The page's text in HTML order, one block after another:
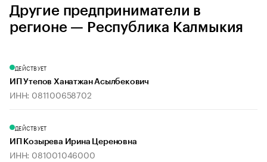
Другие предприниматели в
регионе — Республика Калмыкия
ДЕЙСТВУЕТ
ИП Утепов Ханатжан Асылбекович
ИНН: 081100658702
ДЕЙСТВУЕТ
ИП Козырева Ирина Цереновна
ИНН: 081001046000